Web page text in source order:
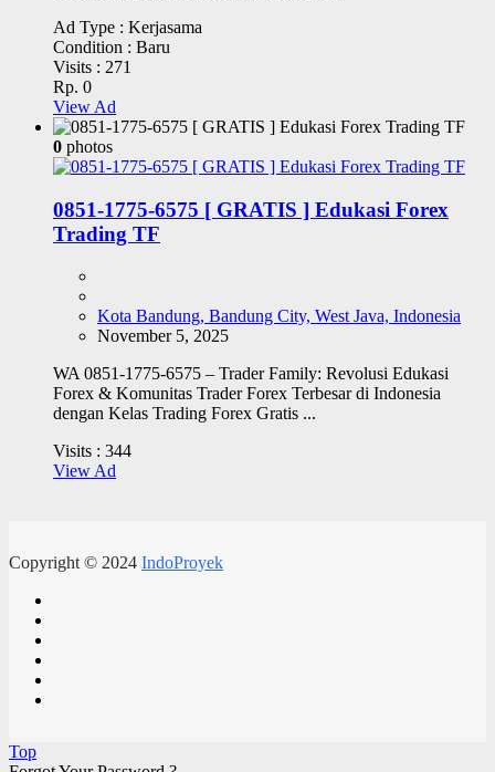
Ad Type : Kerjasama
Condition : Baru
Visits : 271
Rp. 0
View Ad
0 photos
0851-1775-6575 [ GRATIS ] Edukasi Forex
Trading TF
Kota Bandung, Bandung City, West Java, Indonesia
November 5, 2025
WA 0851-1775-6575 – Trader Family: Revolusi Edukasi
Forex & Komunitas Trader Forex Terbesar di Indonesia
dengan Kelas Trading Forex Gratis ...
Visits : 344
View Ad
Copyright © 2024 IndoProyek
Top